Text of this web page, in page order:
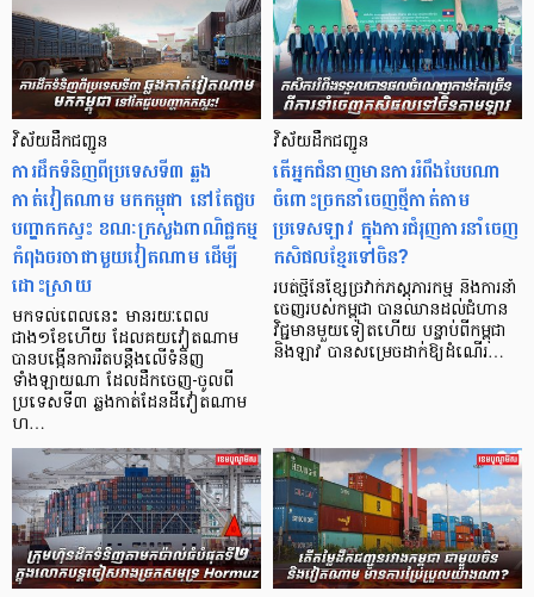
វិស័យដឹកជញ្ជូន
ការដឹក​ទំនិញ​ពី​ប្រទេស​ទី៣ ឆ្លង
កាត់វៀតណាម មកកម្ពុជា នៅតែជួប
បញ្ហាកកស្ទះ ខណៈក្រសួងពាណិជ្ជកម្ម
កំពុងចរចាជាមួយវៀតណាម ដើម្បី
ដោះស្រាយ
មកទល់ពេលនេះ មានរយៈពេល
ជាង១ខែហើយ​ ដែលគយវៀតណាម
បានបង្កើនការរឹតបន្តឹងលើទំនិញ
ទាំងឡាយណា ដែលដឹកចេញ-ចូលពី
ប្រទេសទី៣ ឆ្លងកាត់ដែនដីវៀតណាម
ហ…
វិស័យដឹកជញ្ជូន
តើអ្នកជំនាញមានការរំពឹងបែបណា
ចំពោះច្រកនាំចេញថ្មីកាត់តាម
ប្រទេសឡាវ ក្នុងការជំរុញការនាំចេញ
កសិផលខ្មែរទៅចិន?
របត់ថ្មីនៃខ្សែច្រវាក់ភស្តុភារកម្ម និងការនាំ
ចេញរបស់កម្ពុជា បានឈានដល់ជំហាន
វិជ្ជមានមួយទៀតហើយ បន្ទាប់ពីកម្ពុជា
និងឡាវ បានសម្រេចដាក់ឱ្យដំណើរ…